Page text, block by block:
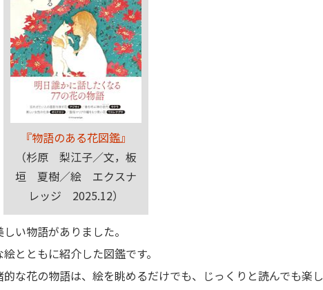
『物語のある花図鑑』
（杉原 梨江子／文，板
垣 夏樹／絵 エクスナ
レッジ 2025.12）
い物語がありました。
とともに紹介した図鑑です。
な花の物語は、絵を眺めるだけでも、じっくりと読んでも楽し